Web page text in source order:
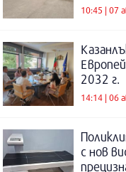
10:45 | 07
2032 г.
14:14 | 06
с нов